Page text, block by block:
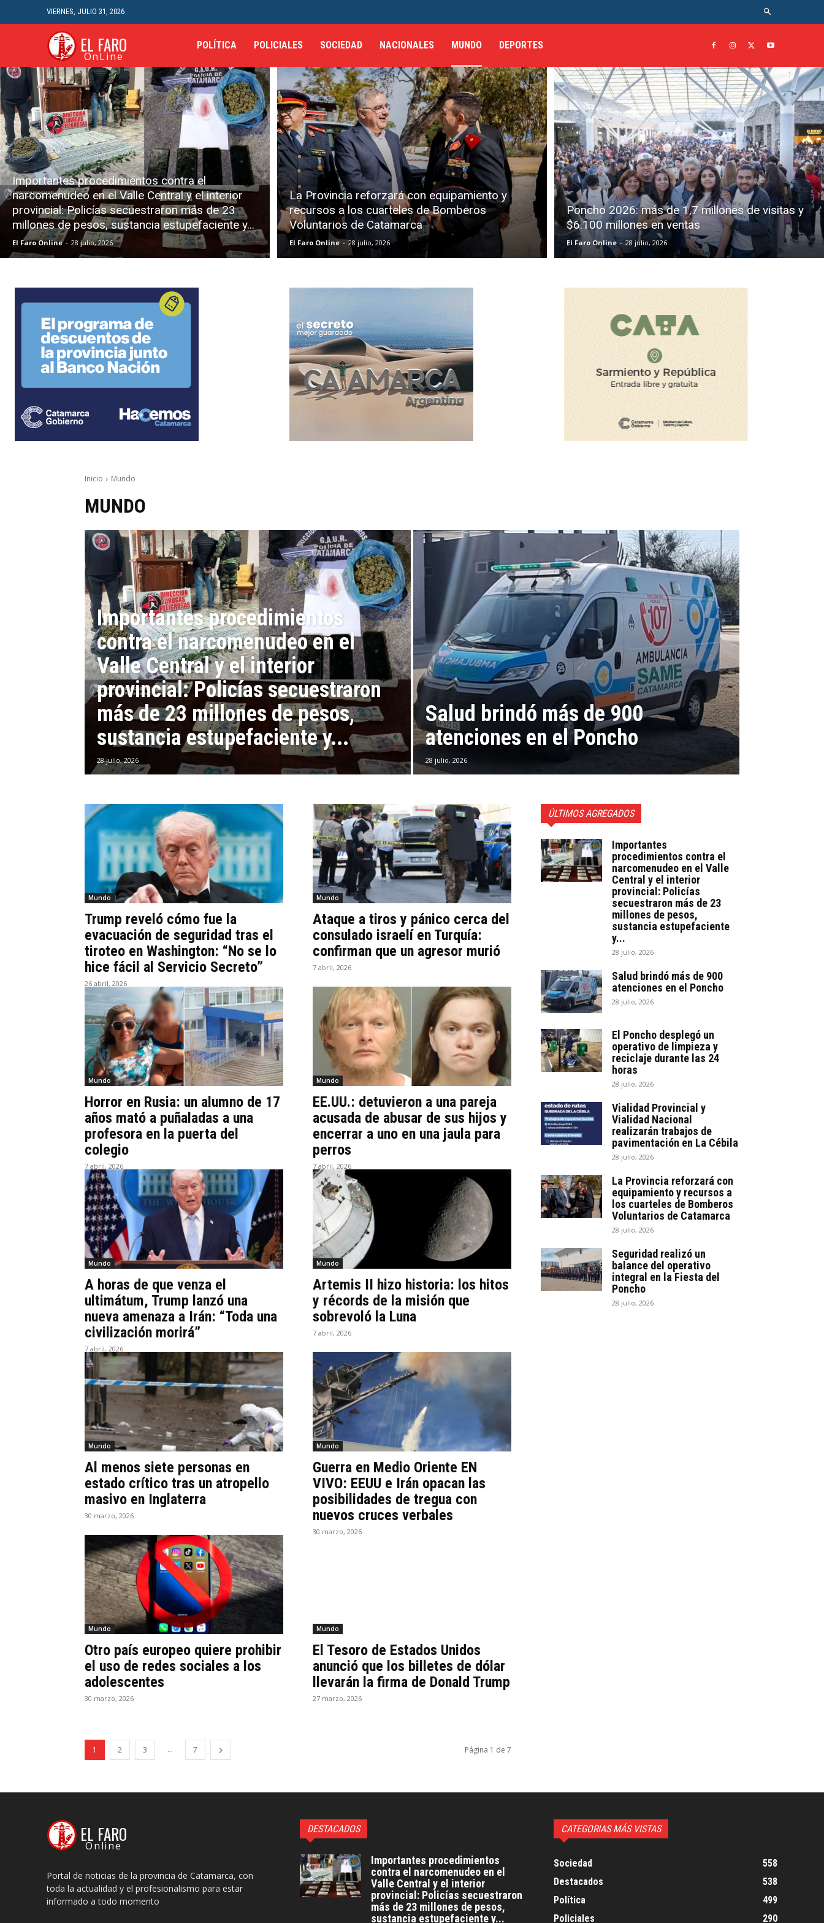
VIERNES, JULIO 31, 2026
EL FARO
OnLine
POLÍTICA POLICIALES SOCIEDAD NACIONALES MUNDO DEPORTES
Importantes procedimientos contra el
narcomenudeo en el Valle Central y el interior
provincial: Policías secuestraron más de 23
millones de pesos, sustancia estupefaciente y...
El Faro Online - 28 julio, 2026
La Provincia reforzará con equipamiento y
recursos a los cuarteles de Bomberos
Voluntarios de Catamarca
El Faro Online - 28 julio, 2026
Poncho 2026: más de 1,7 millones de visitas y
$6.100 millones en ventas
El Faro Online - 28 julio, 2026
Inicio Mundo
MUNDO
Importantes procedimientos
contra el narcomenudeo en el
Valle Central y el interior
provincial: Policías secuestraron
más de 23 millones de pesos,
sustancia estupefaciente y...
28 julio, 2026
Salud brindó más de 900
atenciones en el Poncho
28 julio, 2026
Mundo
Trump reveló cómo fue la
evacuación de seguridad tras el
tiroteo en Washington: “No se lo
hice fácil al Servicio Secreto”
26 abril, 2026
Mundo
Ataque a tiros y pánico cerca del
consulado israelí en Turquía:
confirman que un agresor murió
7 abril, 2026
Mundo
Horror en Rusia: un alumno de 17
años mató a puñaladas a una
profesora en la puerta del
colegio
7 abril, 2026
Mundo
EE.UU.: detuvieron a una pareja
acusada de abusar de sus hijos y
encerrar a uno en una jaula para
perros
7 abril, 2026
Mundo
A horas de que venza el
ultimátum, Trump lanzó una
nueva amenaza a Irán: “Toda una
civilización morirá”
7 abril, 2026
Mundo
Artemis II hizo historia: los hitos
y récords de la misión que
sobrevoló la Luna
7 abril, 2026
Mundo
Al menos siete personas en
estado crítico tras un atropello
masivo en Inglaterra
30 marzo, 2026
Mundo
Guerra en Medio Oriente EN
VIVO: EEUU e Irán opacan las
posibilidades de tregua con
nuevos cruces verbales
30 marzo, 2026
Mundo
Otro país europeo quiere prohibir
el uso de redes sociales a los
adolescentes
30 marzo, 2026
Mundo
El Tesoro de Estados Unidos
anunció que los billetes de dólar
llevarán la firma de Donald Trump
27 marzo, 2026
1 2 3 ... 7 Página 1 de 7
ÚLTIMOS AGREGADOS
Importantes
procedimientos contra el
narcomenudeo en el Valle
Central y el interior
provincial: Policías
secuestraron más de 23
millones de pesos,
sustancia estupefaciente
y...
28 julio, 2026
Salud brindó más de 900
atenciones en el Poncho
28 julio, 2026
El Poncho desplegó un
operativo de limpieza y
reciclaje durante las 24
horas
28 julio, 2026
Vialidad Provincial y
Vialidad Nacional
realizarán trabajos de
pavimentación en La Cébila
28 julio, 2026
La Provincia reforzará con
equipamiento y recursos a
los cuarteles de Bomberos
Voluntarios de Catamarca
28 julio, 2026
Seguridad realizó un
balance del operativo
integral en la Fiesta del
Poncho
28 julio, 2026
EL FARO
Online
Portal de noticias de la provincia de Catamarca, con
toda la actualidad y el profesionalismo para estar
informado a todo momento
DESTACADOS
Importantes procedimientos
contra el narcomenudeo en el
Valle Central y el interior
provincial: Policías secuestraron
más de 23 millones de pesos,
sustancia estupefaciente y...
CATEGORIAS MÁS VISTAS
Sociedad
558
Destacados
538
Política
499
Policiales
290